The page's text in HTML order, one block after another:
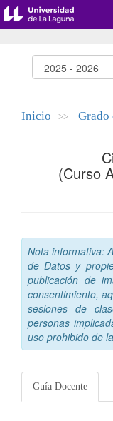
Inicio >> Grado
(Curso
Nota informativa:
de Datos y
publicación de
consentimiento,
sesiones de
personas
uso prohibido de
Guía Docente